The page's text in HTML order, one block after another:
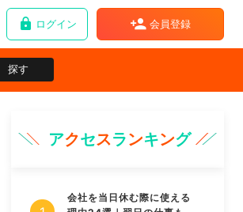
ログイン 会員登録
探す
アクセスランキング
会社を当日休む際に使える